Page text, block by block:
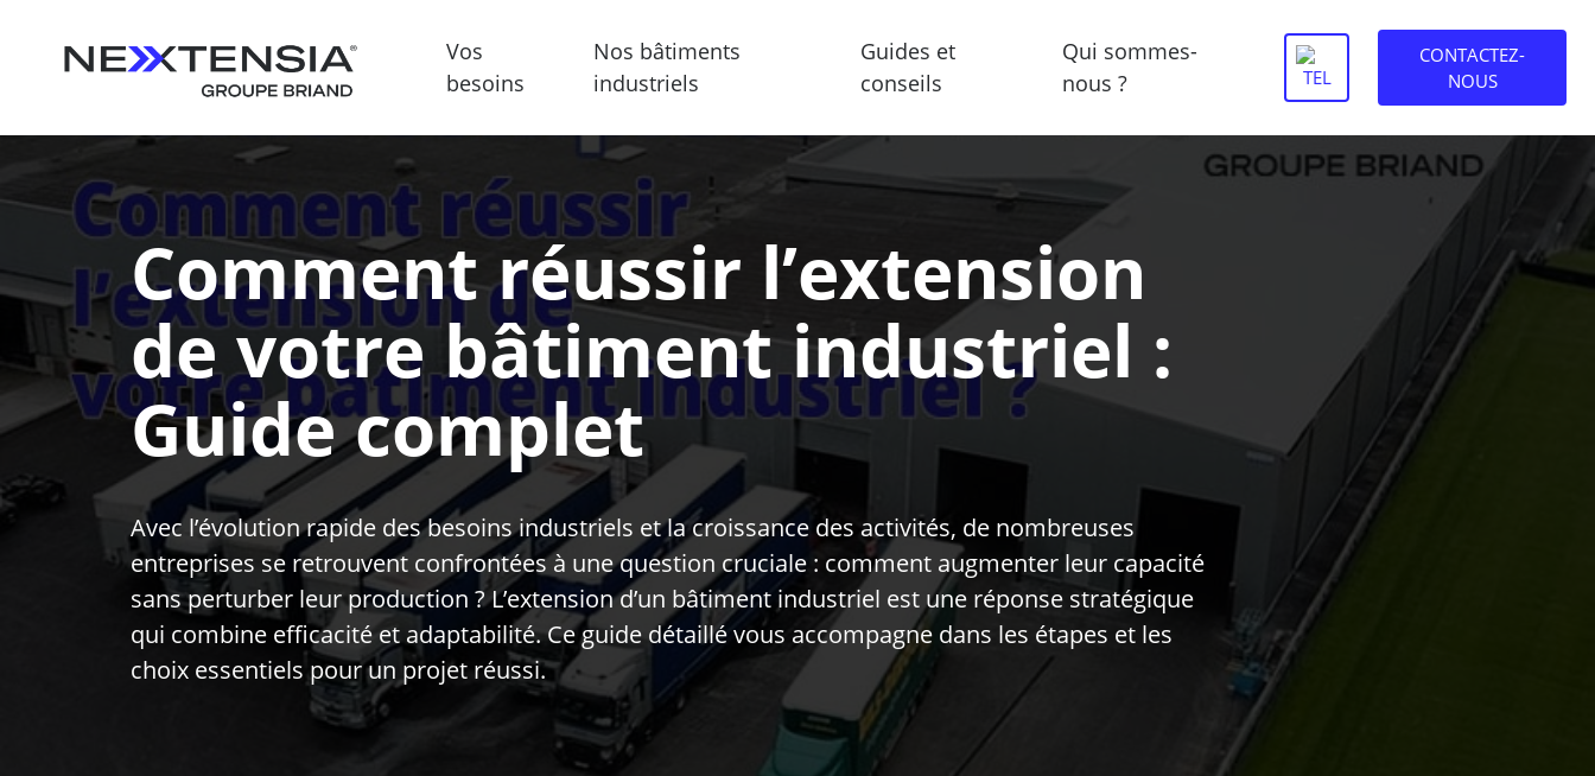
Vos
besoins
Nos bâtiments
industriels
Guides et
conseils
Qui sommes-
nous ?
CONTACTEZ-
NOUS
Comment réussir l’extension
de votre bâtiment industriel :
Guide complet
Avec l’évolution rapide des besoins industriels et la croissance des activités, de nombreuses
entreprises se retrouvent confrontées à une question cruciale : comment augmenter leur capacité
sans perturber leur production ? L’extension d’un bâtiment industriel est une réponse stratégique
qui combine efficacité et adaptabilité. Ce guide détaillé vous accompagne dans les étapes et les
choix essentiels pour un projet réussi.